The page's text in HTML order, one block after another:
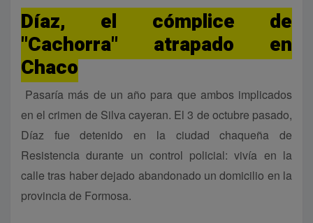
Díaz, el cómplice de
"Cachorra" atrapado en
Chaco
Pasaría más de un año para que ambos implicados
en el crimen de Silva cayeran. El 3 de octubre pasado,
Díaz fue detenido en la ciudad chaqueña de
Resistencia durante un control policial: vivía en la
calle tras haber dejado abandonado un domicilio en la
provincia de Formosa.